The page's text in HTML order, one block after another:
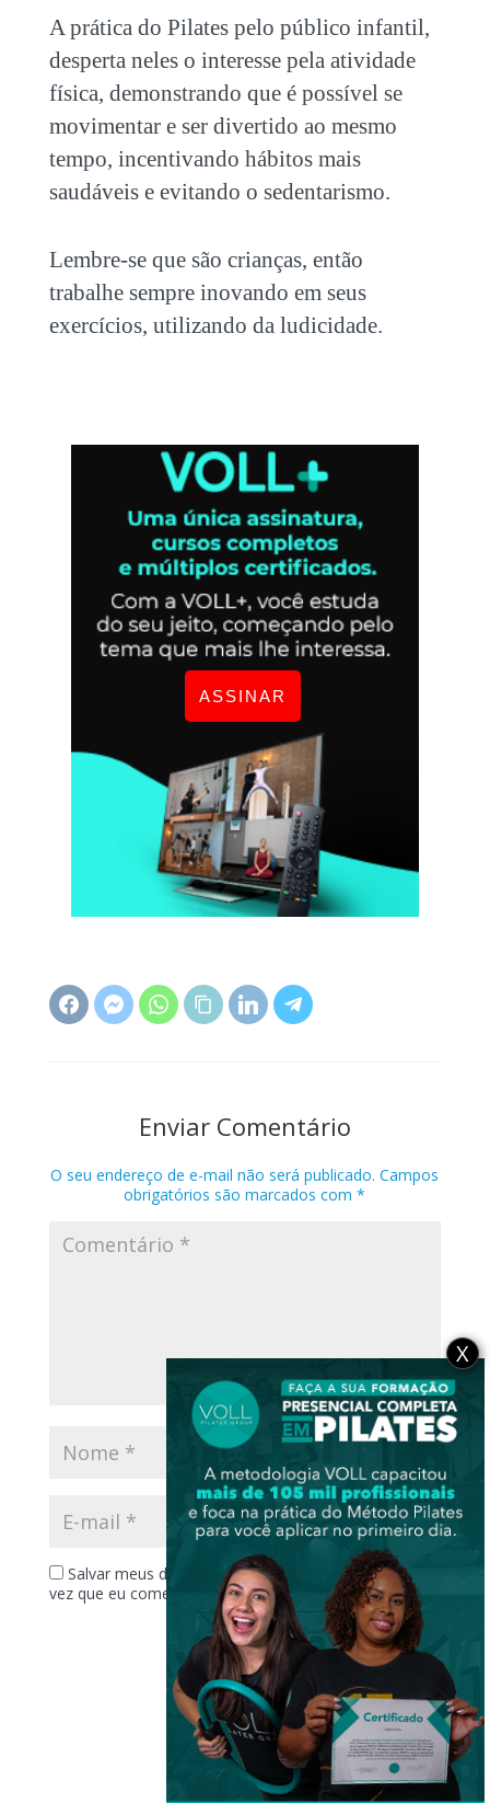
A prática do Pilates pelo público infantil,
desperta neles o interesse pela atividade
física, demonstrando que é possível se
movimentar e ser divertido ao mesmo
tempo, incentivando hábitos mais
saudáveis e evitando o sedentarismo.
Lembre-se que são crianças, então
trabalhe sempre inovando em seus
exercícios, utilizando da ludicidade.
ASSINAR
Enviar Comentário
O seu endereço de e-mail não será publicado. Campos
obrigatórios são marcados com*
Salvar meus dados neste navegador para a próxima
vez que eu comentar.
X